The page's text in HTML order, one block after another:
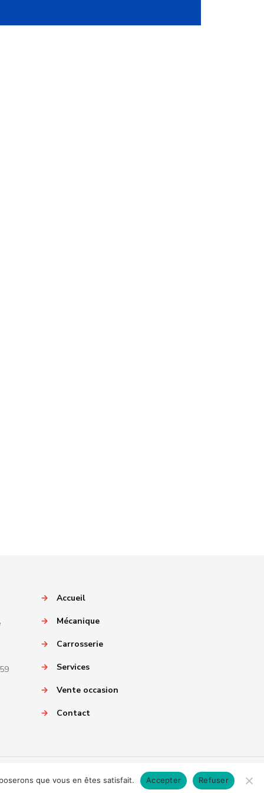
→ Accueil
→ Mécanique
→ Carrosserie
→ Services
→ Vente occasion
→ Contact
que vous en êtes satisfait. Accepter Refuser